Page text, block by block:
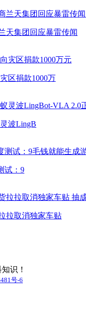
天集团回应暴雷传闻
区捐款1000万
波LingB
试：9
拉取消独家车贴
识！
号-6